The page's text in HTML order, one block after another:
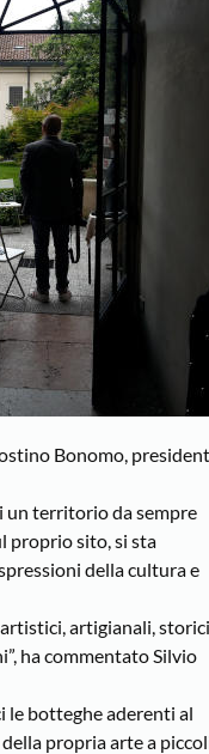
Bonomo,
un territorio da sempre
proprio sito, si sta
della cultura e
artigianali, storici
ha commentato Silvio
le botteghe aderenti al
propria arte a